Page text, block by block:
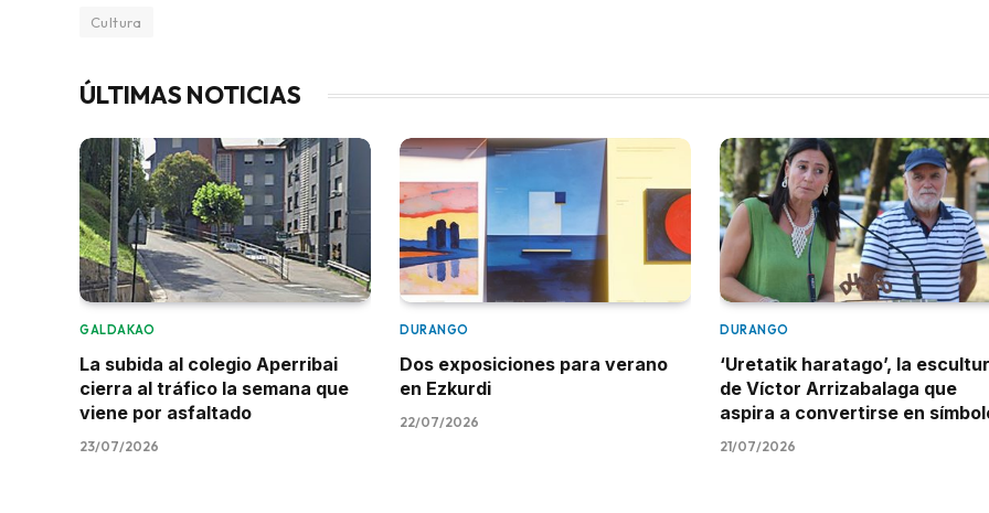
Cultura
ÚLTIMAS NOTICIAS
GALDAKAO
La subida al colegio Aperribai
cierra al tráfico la semana que
viene por asfaltado
23/07/2026
DURANGO
Dos exposiciones para verano
en Ezkurdi
22/07/2026
DURANGO
‘Uretatik haratago’, la
de Víctor Arrizabalaga que
aspira a convertirse en
21/07/2026